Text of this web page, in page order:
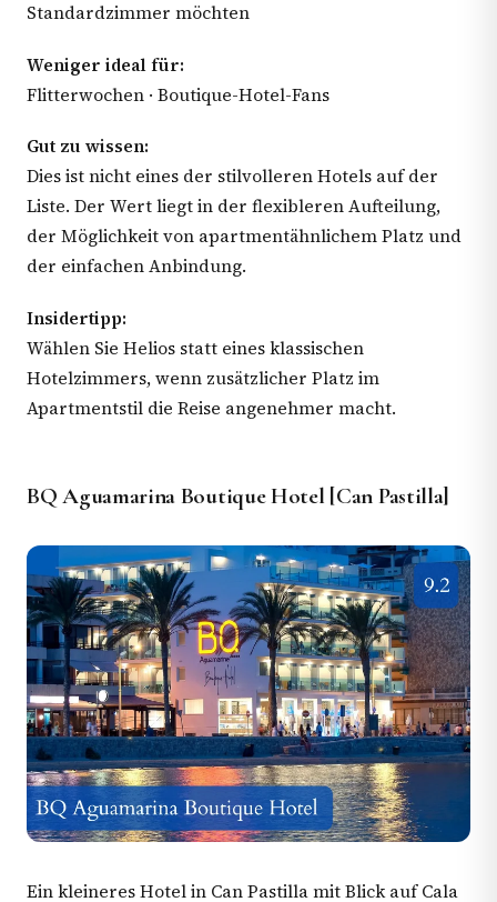
Standardzimmer möchten
Weniger ideal für:
Flitterwochen · Boutique-Hotel-Fans
Gut zu wissen:
Dies ist nicht eines der stilvolleren Hotels auf der
Liste. Der Wert liegt in der flexibleren Aufteilung,
der Möglichkeit von apartmentähnlichem Platz und
der einfachen Anbindung.
Insidertipp:
Wählen Sie Helios statt eines klassischen
Hotelzimmers, wenn zusätzlicher Platz im
Apartmentstil die Reise angenehmer macht.
BQ Aguamarina Boutique Hotel [Can Pastilla]
Ein kleineres Hotel in Can Pastilla mit Blick auf Cala